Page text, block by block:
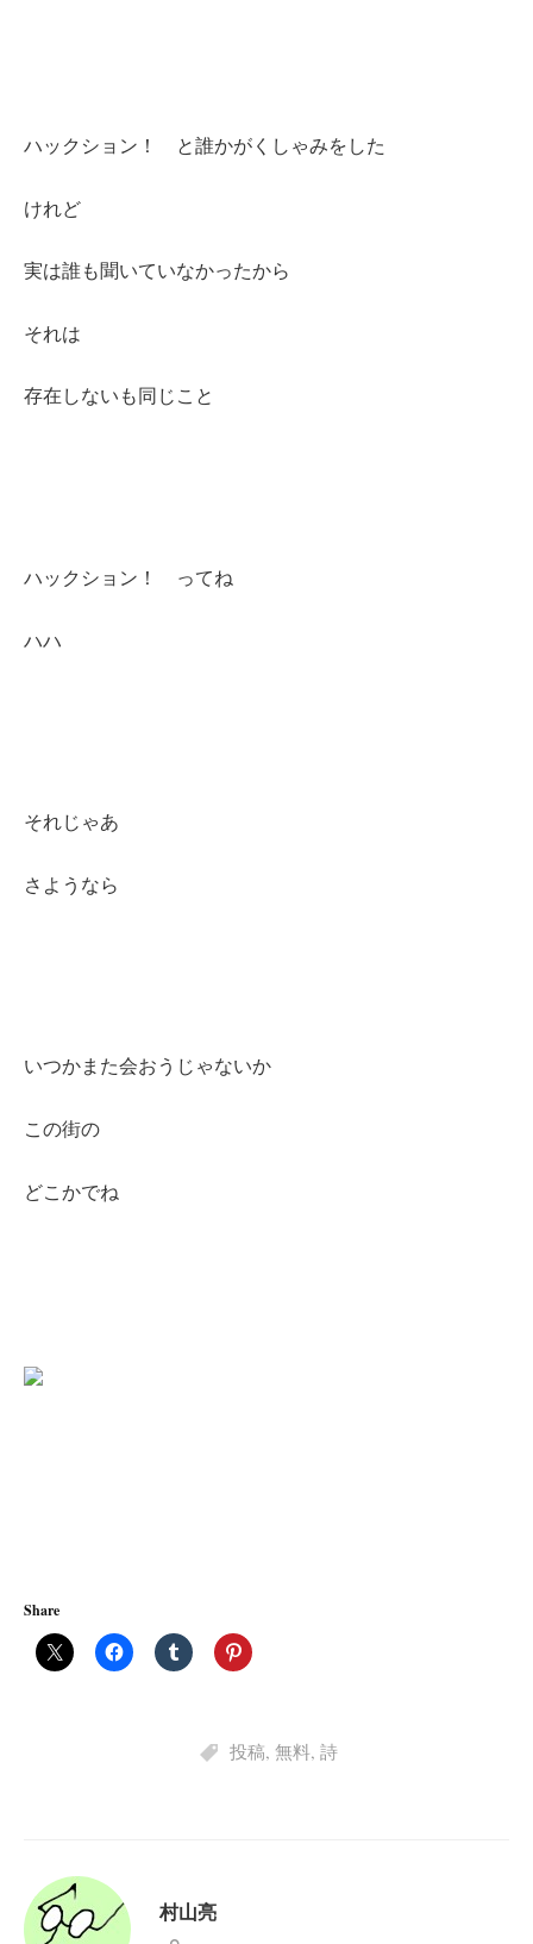
ハックション！ と誰かがくしゃみをした
けれど
実は誰も聞いていなかったから
それは
存在しないも同じこと
ハックション！ ってね
ハハ
それじゃあ
さようなら
いつかまた会おうじゃないか
この街の
どこかでね
Share
投稿, 無料, 詩
村山亮